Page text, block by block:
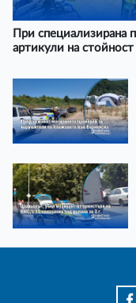
При специализирана
артикули на